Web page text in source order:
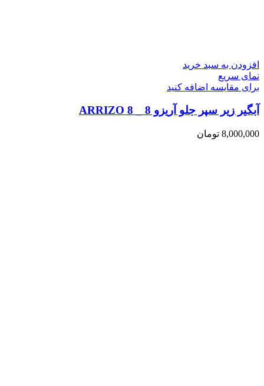
افزودن به سبد خرید
نمای سریع
برای مقایسه اضافه کنید
آبگیر زیر سپر جلو آریزو 8 _ ARRIZO 8
8,000,000 تومان